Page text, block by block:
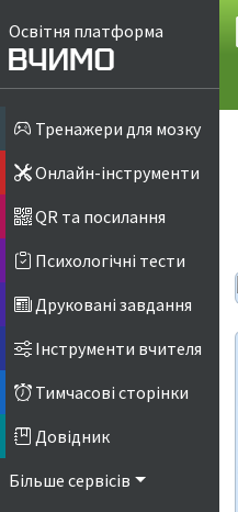
Освітня платформа
Тренажери для мозку
Онлайн-інструменти
QR та посилання
Психологічні тести
Друковані завдання
Інструменти вчителя
Тимчасові сторінки
Довідник
Більше сервісів